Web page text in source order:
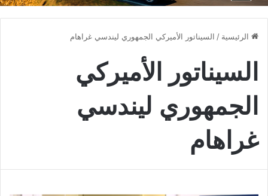
الرئيسية / السيناتور الأميركي الجمهوري ليندسي غراهام
السيناتور الأميركي
الجمهوري ليندسي
غراهام